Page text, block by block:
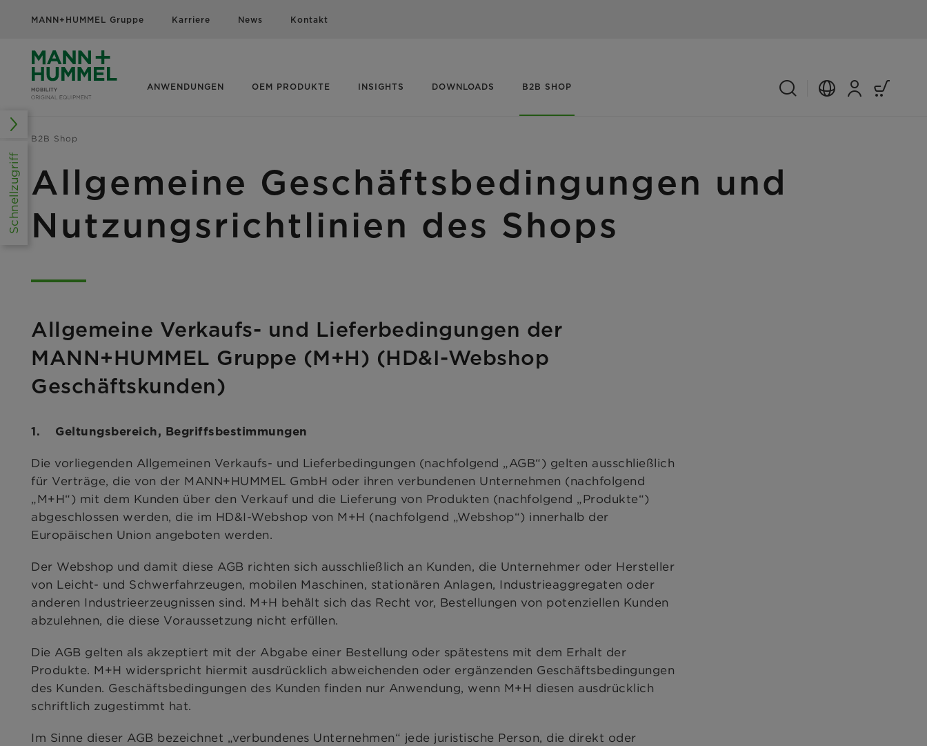
MANN+HUMMEL Gruppe Karriere News Kontakt
ANWENDUNGEN OEM PRODUKTE INSIGHTS DOWNLOADS B2B SHOP
B2B Shop
Allgemeine Geschäftsbedingungen und
Nutzungsrichtlinien des Shops
Allgemeine Verkaufs- und Lieferbedingungen der
MANN+HUMMEL Gruppe (M+H) (HD&I-Webshop
Geschäftskunden)
1. Geltungsbereich, Begriffsbestimmungen
Die vorliegenden Allgemeinen Verkaufs- und Lieferbedingungen (nachfolgend „AGB“) gelten ausschließlich
für Verträge, die von der MANN+HUMMEL GmbH oder ihren verbundenen Unternehmen (nachfolgend
„M+H“) mit dem Kunden über den Verkauf und die Lieferung von Produkten (nachfolgend „Produkte“)
abgeschlossen werden, die im HD&I-Webshop von M+H (nachfolgend „Webshop“) innerhalb der
Europäischen Union angeboten werden.
Der Webshop und damit diese AGB richten sich ausschließlich an Kunden, die Unternehmer oder Hersteller
von Leicht- und Schwerfahrzeugen, mobilen Maschinen, stationären Anlagen, Industrieaggregaten oder
anderen Industrieerzeugnissen sind. M+H behält sich das Recht vor, Bestellungen von potenziellen Kunden
abzulehnen, die diese Voraussetzung nicht erfüllen.
Die AGB gelten als akzeptiert mit der Abgabe einer Bestellung oder spätestens mit dem Erhalt der
Produkte. M+H widerspricht hiermit ausdrücklich abweichenden oder ergänzenden Geschäftsbedingungen
des Kunden. Geschäftsbedingungen des Kunden finden nur Anwendung, wenn M+H diesen ausdrücklich
schriftlich zugestimmt hat.
Im Sinne dieser AGB bezeichnet „verbundenes Unternehmen“ jede juristische Person, die direkt oder
Schnellzugriff